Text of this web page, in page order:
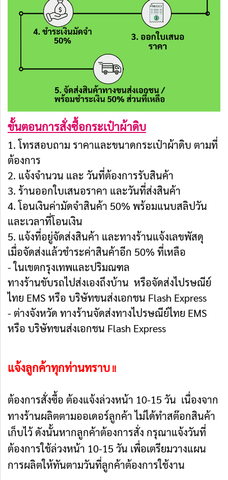
ขั้นตอนการสั่งซื้อกระเป๋าผ้าดิบ
1. โทรสอบถาม ราคาและขนาดกระเป๋าผ้าดิบ ตามที่
ต้องการ
2. แจ้งจำนวน และ วันที่ต้องการรับสินค้า
3. ร้านออกใบเสนอราคา และวันที่ส่งสินค้า
4. โอนเงินค่ามัดจำสินค้า 50% พร้อมแนบสลิปวัน
และเวลาที่โอนเงิน
5. แจ้งที่อยู่จัดส่งสินค้า และทางร้านแจ้งเลขพัสดุ
เมื่อจัดส่งแล้วชำระค่าสินค้าอีก 50% ที่เหลือ
- ในเขตกรุงเทพและปริมณฑล
ทางร้านขับรถไปส่งเองถึงบ้าน หรือจัดส่งไปรษณีย์
ไทย EMS หรือ บริษัทขนส่งเอกชน Flash Express
- ต่างจังหวัด ทางร้านจัดส่งทางไปรษณีย์ไทย EMS
หรือ บริษัทขนส่งเอกชน Flash Express
แจ้งลูกค้าทุกท่านทราบ !!
ต้องการสั่งซื้อ ต้องแจ้งล่วงหน้า 10-15 วัน เนื่องจาก
ทางร้านผลิตตามออเดอร์ลูกค้า ไม่ได้ทำสต๊อกสินค้า
เก็บไว้ ดังนั้นหากลูกค้าต้องการสั่ง กรุณาแจ้งวันที่
ต้องการใช้ล่วงหน้า 10-15 วัน เพื่อเตรียมวางแผน
การผลิตให้ทันตามวันที่ลูกค้าต้องการใช้งาน